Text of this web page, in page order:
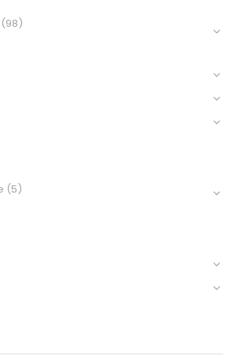
(98)
(5)